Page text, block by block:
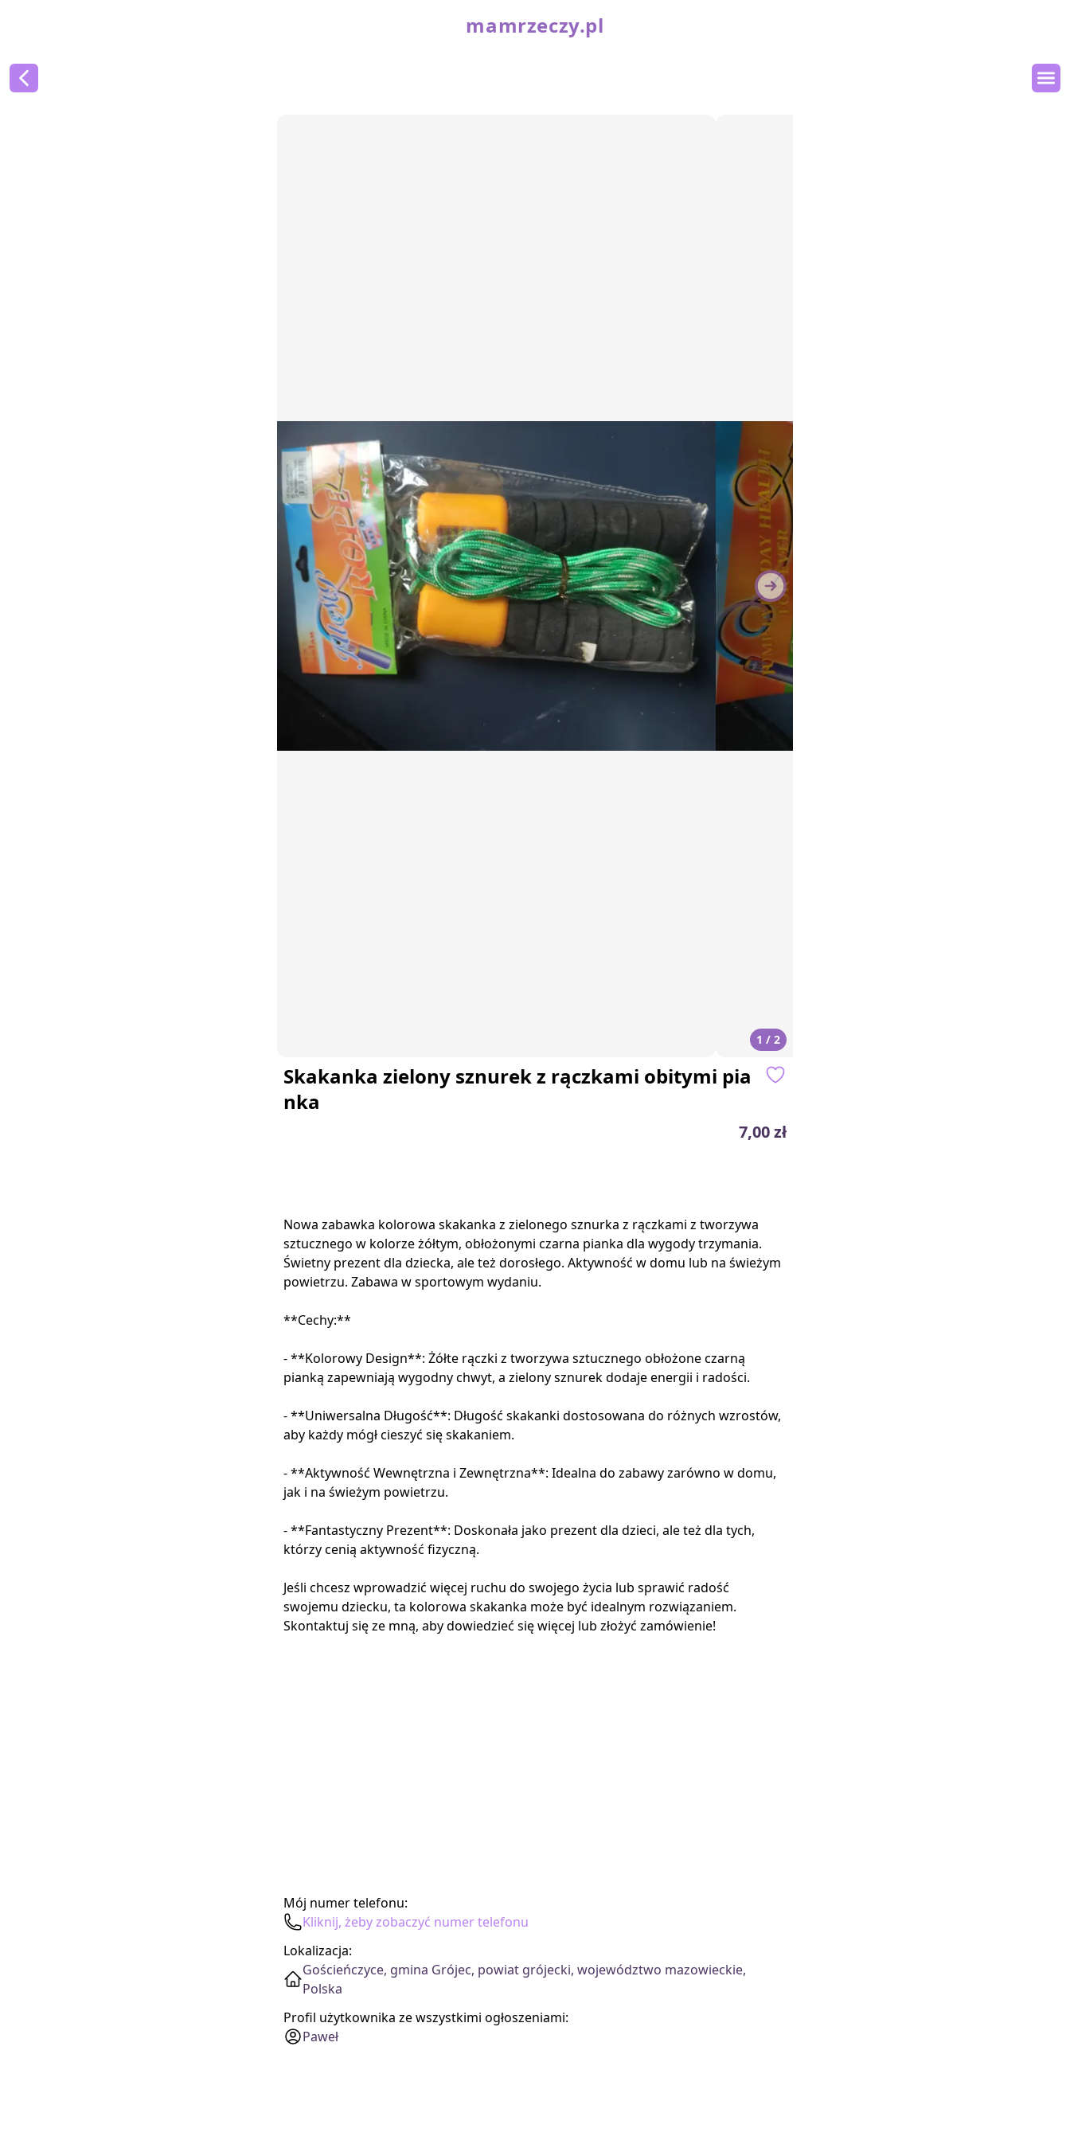
mamrzeczy.pl
1 / 2
Skakanka zielony sznurek z rączkami obitymi pia
nka
7,00 zł
Nowa zabawka kolorowa skakanka z zielonego sznurka z rączkami z tworzywa
sztucznego w kolorze żółtym, obłożonymi czarna pianka dla wygody trzymania.
Świetny prezent dla dziecka, ale też dorosłego. Aktywność w domu lub na świeżym
powietrzu. Zabawa w sportowym wydaniu.
**Cechy:**
- **Kolorowy Design**: Żółte rączki z tworzywa sztucznego obłożone czarną
pianką zapewniają wygodny chwyt, a zielony sznurek dodaje energii i radości.
- **Uniwersalna Długość**: Długość skakanki dostosowana do różnych wzrostów,
aby każdy mógł cieszyć się skakaniem.
- **Aktywność Wewnętrzna i Zewnętrzna**: Idealna do zabawy zarówno w domu,
jak i na świeżym powietrzu.
- **Fantastyczny Prezent**: Doskonała jako prezent dla dzieci, ale też dla tych,
którzy cenią aktywność fizyczną.
Jeśli chcesz wprowadzić więcej ruchu do swojego życia lub sprawić radość
swojemu dziecku, ta kolorowa skakanka może być idealnym rozwiązaniem.
Skontaktuj się ze mną, aby dowiedzieć się więcej lub złożyć zamówienie!
Mój numer telefonu:
Kliknij, żeby zobaczyć numer telefonu
Lokalizacja:
Gościeńczyce, gmina Grójec, powiat grójecki, województwo mazowieckie,
Polska
Profil użytkownika ze wszystkimi ogłoszeniami:
Paweł